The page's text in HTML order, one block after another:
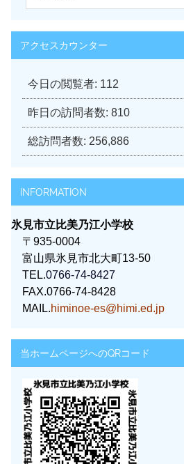
アクセスカウンター
今日の閲覧者: 112
昨日の訪問者数: 810
総訪問者数: 256,886
INFORMATION
氷見市立比美乃江小学校
〒935-0004
富山県氷見市北大町13-50
TEL.0766-74-8427
FAX.0766-74-8428
MAIL.himinoe-es@himi.ed.jp
当ホームページへのQRコード